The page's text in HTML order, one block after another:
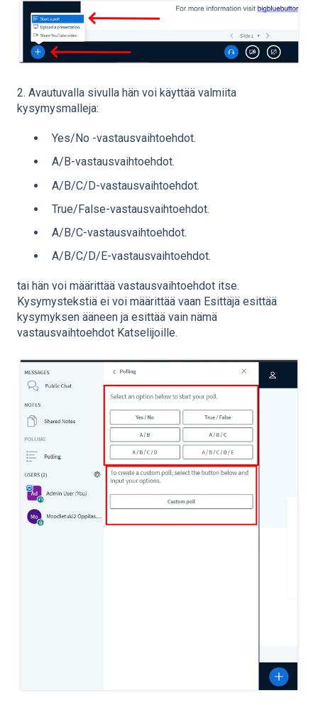
2. Avautuvalla sivulla hän voi käyttää valmiita
kysymysmalleja:
Yes/No -vastausvaihtoehdot.
A/B-vastausvaihtoehdot.
A/B/C/D-vastausvaihtoehdot.
True/False-vastausvaihtoehdot.
A/B/C-vastausvaihtoehdot.
A/B/C/D/E-vastausvaihtoehdot.
tai hän voi määrittää vastausvaihtoehdot itse.
Kysymystekstiä ei voi määrittää vaan Esittäjä esittää
kysymyksen ääneen ja esittää vain nämä
vastausvaihtoehdot Katselijoille.